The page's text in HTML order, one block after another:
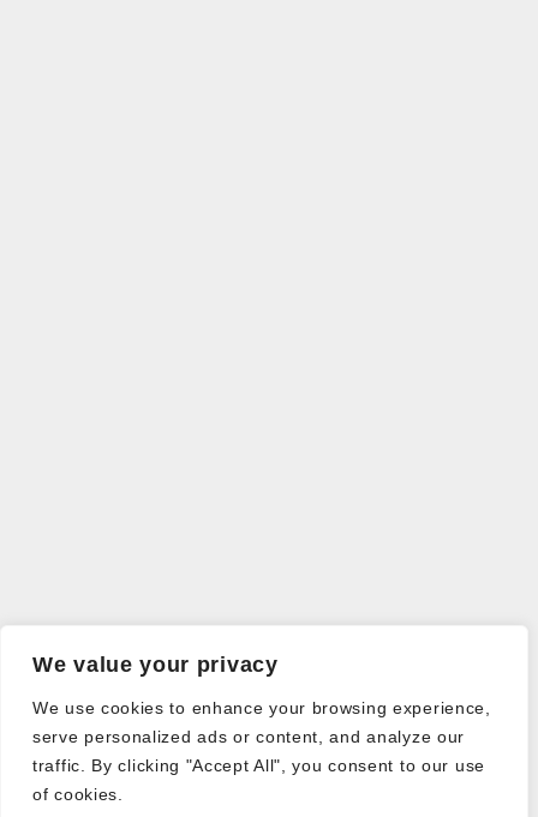
We value your privacy
We use cookies to enhance your browsing experience,
serve personalized ads or content, and analyze our
traffic. By clicking "Accept All", you consent to our use
of cookies.